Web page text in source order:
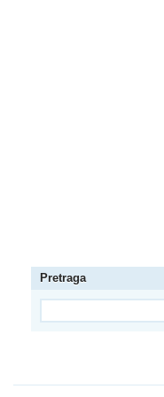
Pretraga